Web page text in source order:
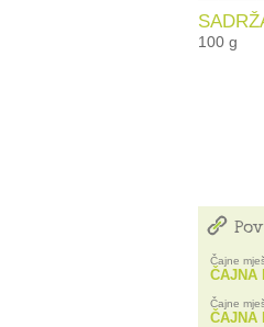
100 g
Čajne
ČAJNA
Čajne
ČAJNA